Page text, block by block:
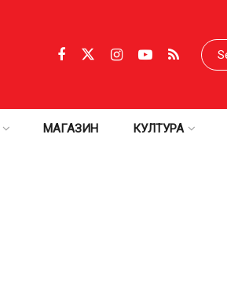
МАГАЗИН КУЛТУРА